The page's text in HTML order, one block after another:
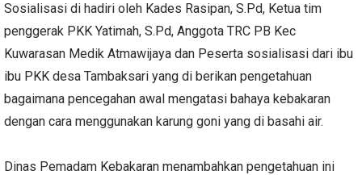
Sosialisasi di hadiri oleh Kades Rasipan, S.Pd, Ketua tim
penggerak PKK Yatimah, S.Pd, Anggota TRC PB Kec
Kuwarasan Medik Atmawijaya dan Peserta sosialisasi dari ibu
ibu PKK desa Tambaksari yang di berikan pengetahuan
bagaimana pencegahan awal mengatasi bahaya kebakaran
dengan cara menggunakan karung goni yang di basahi air.
Dinas Pemadam Kebakaran menambahkan pengetahuan ini